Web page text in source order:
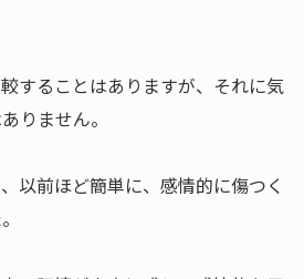
することはありますが、それに気
りません。
以前ほど簡単に、感情的に傷つく